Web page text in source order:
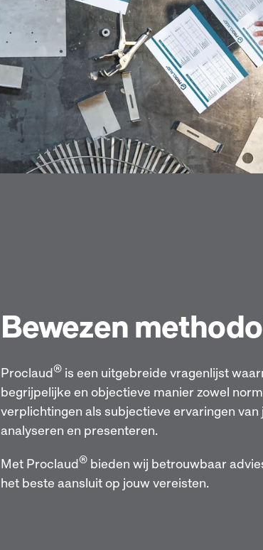
Bewezen
Proclaud® is een uitgebreide vragenlijst
begrijpelijke en objectieve manier zowel
verplichtingen als subjectieve ervaringen
analyseren en presenteren.
Met Proclaud® bieden wij betrouwbaar
het beste aansluit op jouw vereisten.